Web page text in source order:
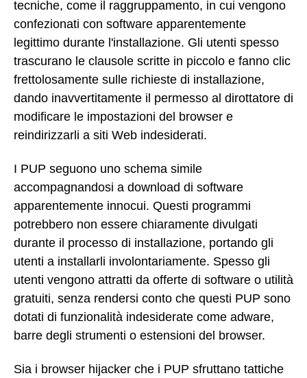
tecniche, come il raggruppamento, in cui vengono
confezionati con software apparentemente
legittimo durante l'installazione. Gli utenti spesso
trascurano le clausole scritte in piccolo e fanno clic
frettolosamente sulle richieste di installazione,
dando inavvertitamente il permesso al dirottatore di
modificare le impostazioni del browser e
reindirizzarli a siti Web indesiderati.
I PUP seguono uno schema simile
accompagnandosi a download di software
apparentemente innocui. Questi programmi
potrebbero non essere chiaramente divulgati
durante il processo di installazione, portando gli
utenti a installarli involontariamente. Spesso gli
utenti vengono attratti da offerte di software o utilità
gratuiti, senza rendersi conto che questi PUP sono
dotati di funzionalità indesiderate come adware,
barre degli strumenti o estensioni del browser.
Sia i browser hijacker che i PUP sfruttano tattiche